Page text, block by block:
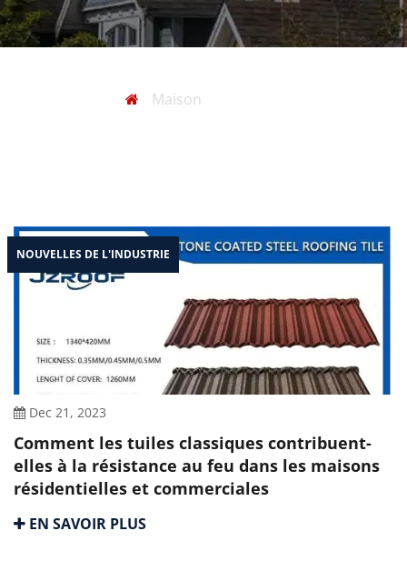
Maison
NOUVELLES DE L'INDUSTRIE
Dec 21, 2023
Comment les tuiles classiques contribuent-
elles à la résistance au feu dans les maisons
résidentielles et commerciales
EN SAVOIR PLUS